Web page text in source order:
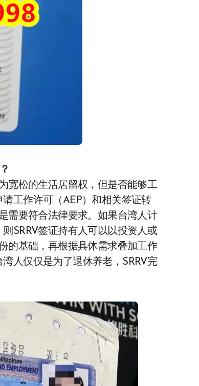
宽松的生活居留权，但是否能够工
工作许可（AEP）和相关签证转
需要符合法律要求。如果台湾人计
SRRV签证持有人可以以投资人或
的基础，再根据具体需求叠加工作
人仅仅是为了退休养老，SRRV完